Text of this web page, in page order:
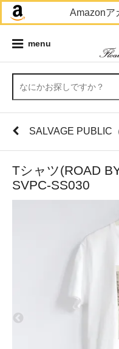
Amazonア
menu
SALVAGE PUBLIC
Tシャツ(ROAD
SVPC-SS030